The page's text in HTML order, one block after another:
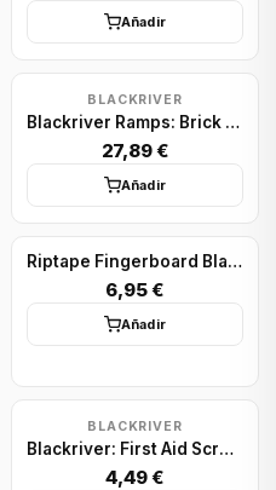
Añadir
BLACKRIVER
Blackriver Ramps: Brick Block
27,89 €
Añadir
Riptape Fingerboard Blackriver: Classic - Precut
6,95 €
Añadir
BLACKRIVER
Blackriver: First Aid Screws black
4,49 €